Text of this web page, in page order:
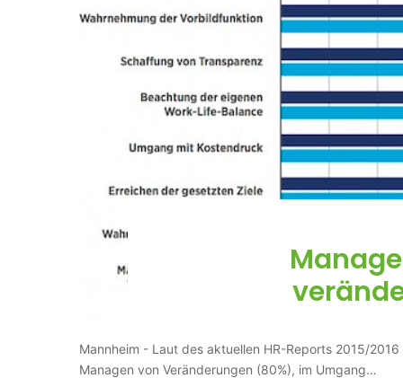
Mannheim - Laut des aktuellen HR-Reports 2015/
Managen von Veränderungen (80%), im Umgang…